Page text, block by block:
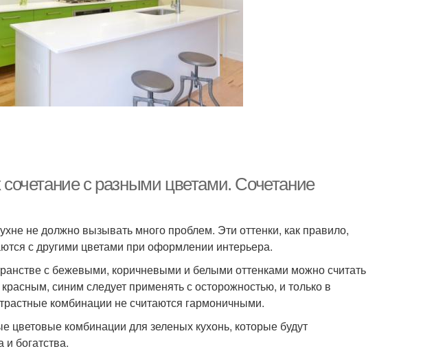
с разными цветами. Сочетание
не должно вызывать много проблем. Эти оттенки, как правило,
с другими цветами при оформлении интерьера.
с бежевыми, коричневыми и белыми оттенками можно считать
синим следует применять с осторожностью, и только в
комбинации не считаются гармоничными.
цветовые комбинации для зеленых кухонь, которые будут
богатства.